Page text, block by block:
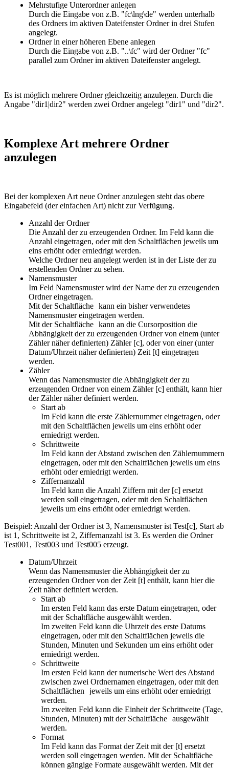
Mehrstufige Unterordner anlegen
Durch die Eingabe von z.B. "fc\lng\de" werden unterhalb
des Ordners im aktiven Dateifenster Ordner in drei Stufen
angelegt.
Ordner in einer höheren Ebene anlegen
Durch die Eingabe von z.B. "..\fc" wird der Ordner "fc"
parallel zum Ordner im aktiven Dateifenster angelegt.
Es ist möglich mehrere Ordner gleichzeitig anzulegen. Durch die
Angabe "dir1|dir2" werden zwei Ordner angelegt "dir1" und "dir2".
Komplexe Art mehrere Ordner
anzulegen
Bei der komplexen Art neue Ordner anzulegen steht das obere
Eingabefeld (der einfachen Art) nicht zur Verfügung.
Anzahl der Ordner
Die Anzahl der zu erzeugenden Ordner. Im Feld kann die
Anzahl eingetragen, oder mit den Schaltflächen jeweils um
eins erhöht oder erniedrigt werden.
Welche Ordner neu angelegt werden ist in der Liste der zu
erstellenden Ordner zu sehen.
Namensmuster
Im Feld Namensmuster wird der Name der zu erzeugenden
Ordner eingetragen.
Mit der Schaltfläche kann ein bisher verwendetes
Namensmuster eingetragen werden.
Mit der Schaltfläche kann an die Cursorposition die
Abhängigkeit der zu erzeugenden Ordner von einem (unter
Zähler näher definierten) Zähler [c], oder von einer (unter
Datum/Uhrzeit näher definierten) Zeit [t] eingetragen
werden.
Zähler
Wenn das Namensmuster die Abhängigkeit der zu
erzeugenden Ordner von einem Zähler [c] enthält, kann hier
der Zähler näher definiert werden.
Start ab
Im Feld kann die erste Zählernummer eingetragen, oder
mit den Schaltflächen jeweils um eins erhöht oder
erniedrigt werden.
Schrittweite
Im Feld kann der Abstand zwischen den Zählernummern
eingetragen, oder mit den Schaltflächen jeweils um eins
erhöht oder erniedrigt werden.
Ziffernanzahl
Im Feld kann die Anzahl Ziffern mit der [c] ersetzt
werden soll eingetragen, oder mit den Schaltflächen
jeweils um eins erhöht oder erniedrigt werden.
Beispiel: Anzahl der Ordner ist 3, Namensmuster ist Test[c], Start ab
ist 1, Schrittweite ist 2, Ziffernanzahl ist 3. Es werden die Ordner
Test001, Test003 und Test005 erzeugt.
Datum/Uhrzeit
Wenn das Namensmuster die Abhängigkeit der zu
erzeugenden Ordner von der Zeit [t] enthält, kann hier die
Zeit näher definiert werden.
Start ab
Im ersten Feld kann das erste Datum eingetragen, oder
mit der Schaltfläche ausgewählt werden.
Im zweiten Feld kann die Uhrzeit des erste Datums
eingetragen, oder mit den Schaltflächen jeweils die
Stunden, Minuten und Sekunden um eins erhöht oder
erniedrigt werden.
Schrittweite
Im ersten Feld kann der numerische Wert des Abstand
zwischen zwei Ordnernamen eingetragen, oder mit den
Schaltflächen
jeweils um eins erhöht oder erniedrigt
werden.
Im zweiten Feld kann die Einheit der Schrittweite (Tage,
Stunden, Minuten) mit der Schaltfläche ausgewählt
werden.
Format
Im Feld kann das Format der Zeit mit der [t] ersetzt
werden soll eingetragen werden. Mit der Schaltfläche
können gängige Formate ausgewählt werden. Mit der